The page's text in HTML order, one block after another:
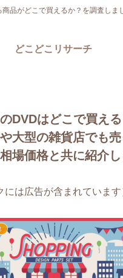
品がどこで買えるか？を調査しま
どこどこリサーチ
DVDはどこで買え
大型の雑貨店でも
場価格と共に紹介し
には広告が含まれています